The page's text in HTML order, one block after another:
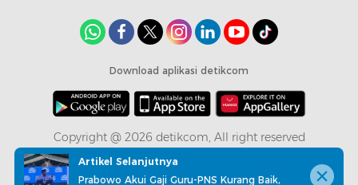
Download aplikasi detikcom
Copyright @ 2026 detikcom, All right reserved
Artikel Selanjutnya
Prabowo Akui Gaji Guru-PNS Kurang Baik,